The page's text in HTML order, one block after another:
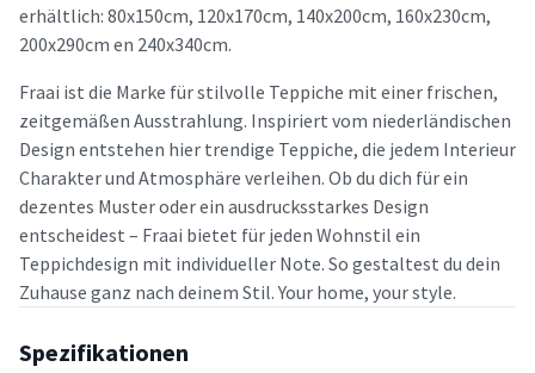
erhältlich: 80x150cm, 120x170cm, 140x200cm, 160x230cm,
200x290cm en 240x340cm.
Fraai ist die Marke für stilvolle Teppiche mit einer frischen,
zeitgemäßen Ausstrahlung. Inspiriert vom niederländischen
Design entstehen hier trendige Teppiche, die jedem Interieur
Charakter und Atmosphäre verleihen. Ob du dich für ein
dezentes Muster oder ein ausdrucksstarkes Design
entscheidest – Fraai bietet für jeden Wohnstil ein
Teppichdesign mit individueller Note. So gestaltest du dein
Zuhause ganz nach deinem Stil. Your home, your style.
Spezifikationen